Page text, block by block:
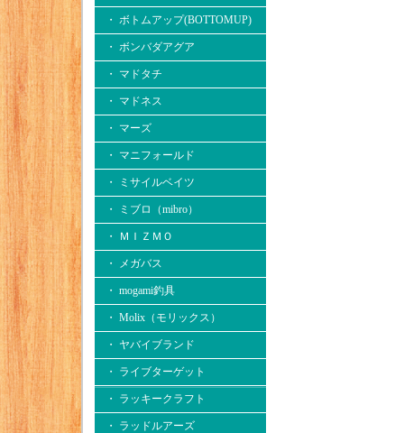
・ ボトムアップ(BOTTOMUP)
・ ボンバダアグア
・ マドタチ
・ マドネス
・ マーズ
・ マニフォールド
・ ミサイルベイツ
・ ミブロ（mibro）
・ ＭＩＺＭＯ
・ メガバス
・ mogami釣具
・ Molix（モリックス）
・ ヤバイブランド
・ ライブターゲット
・ ラッキークラフト
・ ラッドルアーズ